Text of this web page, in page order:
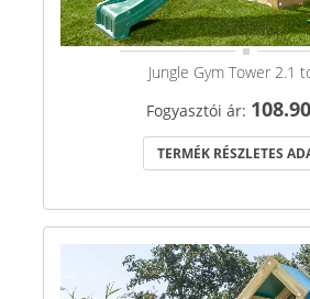
Jungle Gym Tower 2.1
Fogyasztói ár:
TERMÉK RÉSZLETES